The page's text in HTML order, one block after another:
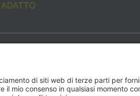
ADATTO
formative
nella scelta dell’evento ideale